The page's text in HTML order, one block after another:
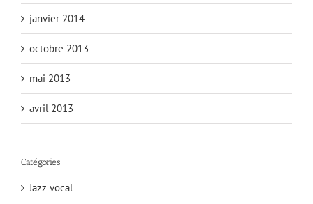
janvier 2014
octobre 2013
mai 2013
avril 2013
Catégories
Jazz vocal